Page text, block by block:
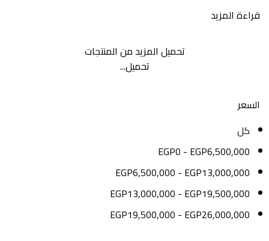
السعر
كل
EGP0 - EGP6,500,000
EGP6,500,000 - EGP13,000,000
EGP13,000,000 - EGP19,500,000
EGP19,500,000 - EGP26,000,000
قراءة المزيد
تحميل المزيد من المنتجات
تحميل...